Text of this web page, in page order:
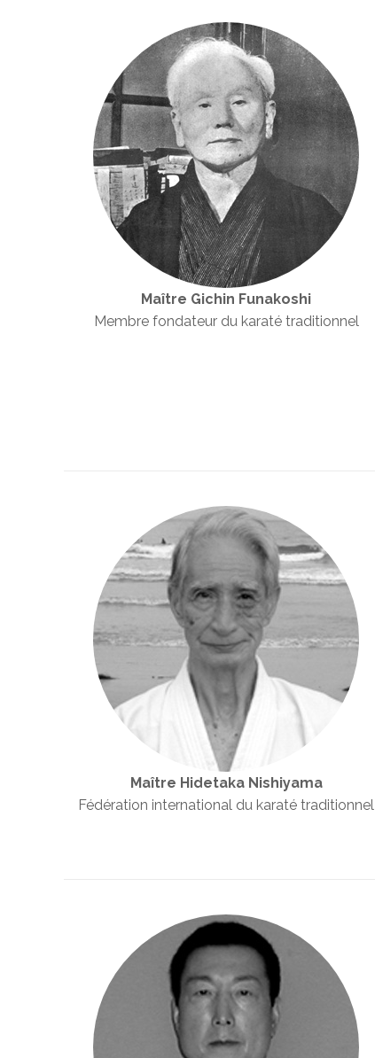
Maître Gichin Funakoshi
Membre fondateur du karaté traditionnel
Maître Hidetaka Nishiyama
Fédération international du karaté traditionnel